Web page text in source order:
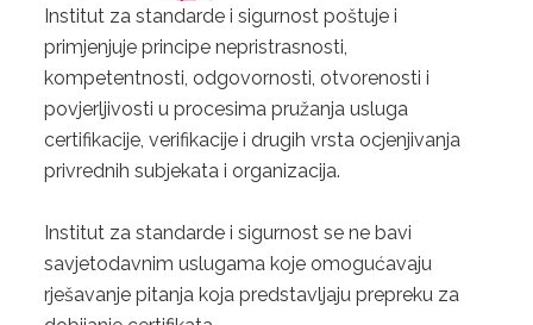
Institut za standarde i sigurnost poštuje i
primjenjuje principe nepristrasnosti,
kompetentnosti, odgovornosti, otvorenosti i
povjerljivosti u procesima pružanja usluga
certifikacije, verifikacije i drugih vrsta ocjenjivanja
privrednih subjekata i organizacija.
Institut za standarde i sigurnost se ne bavi
savjetodavnim uslugama koje omogućavaju
rješavanje pitanja koja predstavljaju prepreku za
CONSUMER PRODUCTS
FSSC 22000
GLOBAL G.A.P
FRUITS AND VEGETABLES
COMPOUND FEED MANUFACTURING